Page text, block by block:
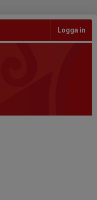
Logga in